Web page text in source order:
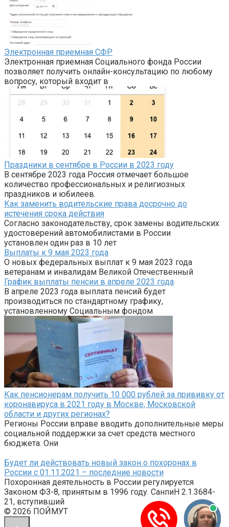
Электронная приемная СФР
Электронная приемная Социального фонда России
позволяет получить онлайн-консультацию по любому
вопросу, который входит в
Праздники в сентябре в России в 2023 году
В сентябре 2023 года Россия отмечает большое
количество профессиональных и религиозных
праздников и юбилеев.
Как заменить водительские права досрочно до
истечения срока действия
Согласно законодательству, срок замены водительских
удостоверений автомобилистами в России
установлен один раз в 10 лет
Выплаты к 9 мая 2023 года
О новых федеральных выплат к 9 мая 2023 года
ветеранам и инвалидам Великой Отечественный
График выплаты пенсии в апреле 2023 года
В апреле 2023 года выплата пенсий будет
производиться по стандартному графику,
установленному Социальным фондом
Как пенсионерам получить 10 000 рублей за прививку от
коронавируса в 2021 году в Москве, Московской
области и других регионах?
Регионы России вправе вводить дополнительные меры
социальной поддержки за счет средств местного
бюджета. Они
Будет ли действовать новый закон о похоронах в
России с 01.11.2021 – последние новости
Похоронная деятельность в России регулируется
Законом ФЗ-8, принятым в 1996 году. СанпиН 2.1.3684-
21, вступивший
© 2026 ПОЙМУТ